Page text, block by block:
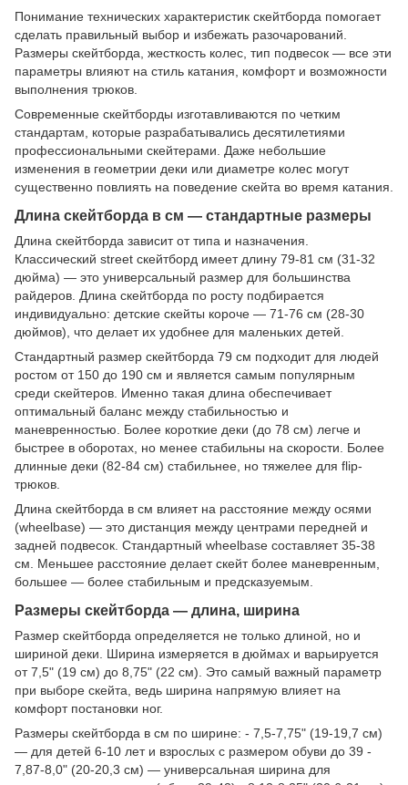
Понимание технических характеристик скейтборда помогает
сделать правильный выбор и избежать разочарований.
Размеры скейтборда, жесткость колес, тип подвесок — все эти
параметры влияют на стиль катания, комфорт и возможности
выполнения трюков.
Современные скейтборды изготавливаются по четким
стандартам, которые разрабатывались десятилетиями
профессиональными скейтерами. Даже небольшие
изменения в геометрии деки или диаметре колес могут
существенно повлиять на поведение скейта во время катания.
Длина скейтборда в см — стандартные размеры
Длина скейтборда зависит от типа и назначения.
Классический street скейтборд имеет длину 79-81 см (31-32
дюйма) — это универсальный размер для большинства
райдеров. Длина скейтборда по росту подбирается
индивидуально: детские скейты короче — 71-76 см (28-30
дюймов), что делает их удобнее для маленьких детей.
Стандартный размер скейтборда 79 см подходит для людей
ростом от 150 до 190 см и является самым популярным
среди скейтеров. Именно такая длина обеспечивает
оптимальный баланс между стабильностью и
маневренностью. Более короткие деки (до 78 см) легче и
быстрее в оборотах, но менее стабильны на скорости. Более
длинные деки (82-84 см) стабильнее, но тяжелее для flip-
трюков.
Длина скейтборда в см влияет на расстояние между осями
(wheelbase) — это дистанция между центрами передней и
задней подвесок. Стандартный wheelbase составляет 35-38
см. Меньшее расстояние делает скейт более маневренным,
большее — более стабильным и предсказуемым.
Размеры скейтборда — длина, ширина
Размер скейтборда определяется не только длиной, но и
шириной деки. Ширина измеряется в дюймах и варьируется
от 7,5" (19 см) до 8,75" (22 см). Это самый важный параметр
при выборе скейта, ведь ширина напрямую влияет на
комфорт постановки ног.
Размеры скейтборда в см по ширине: - 7,5-7,75" (19-19,7 см)
— для детей 6-10 лет и взрослых с размером обуви до 39 -
7,87-8,0" (20-20,3 см) — универсальная ширина для